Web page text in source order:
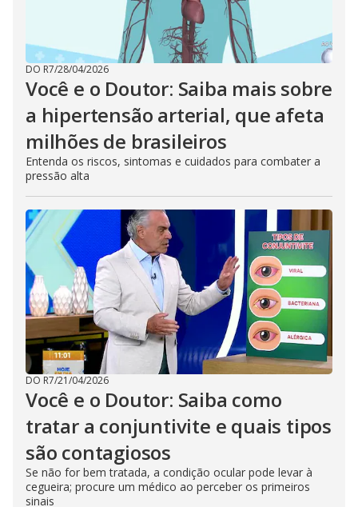
DO R7/28/04/2026
Você e o Doutor: Saiba mais sobre
a hipertensão arterial, que afeta
milhões de brasileiros
Entenda os riscos, sintomas e cuidados para combater a
pressão alta
DO R7/21/04/2026
Você e o Doutor: Saiba como
tratar a conjuntivite e quais tipos
são contagiosos
Se não for bem tratada, a condição ocular pode levar à
cegueira; procure um médico ao perceber os primeiros
sinais